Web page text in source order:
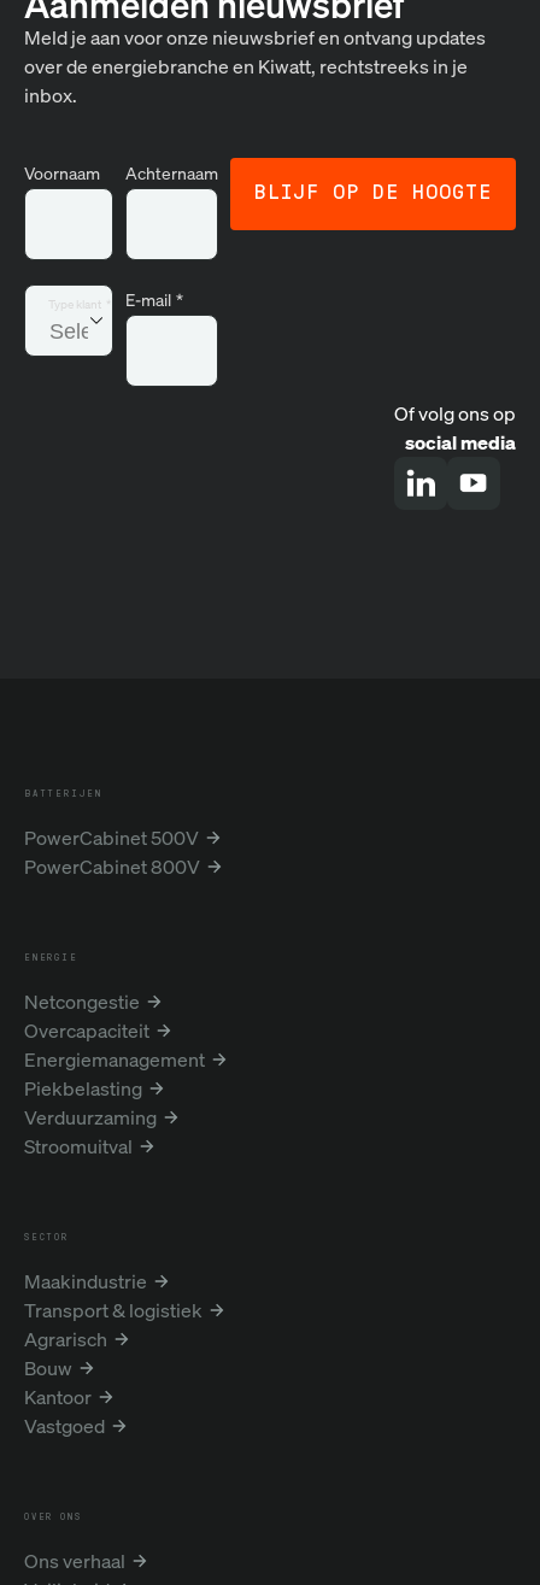
Meld je aan voor onze nieuwsbrief en ontvang updates
over de energiebranche en Kiwatt, rechtstreeks in je
inbox.
Voornaam Achternaam
Type klant * E-mail *
Of volg ons op
social media
BATTERIJEN
PowerCabinet 500V
PowerCabinet 800V
ENERGIE
Netcongestie
Overcapaciteit
Energiemanagement
Piekbelasting
Verduurzaming
Stroomuitval
SECTOR
Maakindustrie
Transport & logistiek
Agrarisch
Bouw
Kantoor
Vastgoed
OVER ONS
Ons verhaal